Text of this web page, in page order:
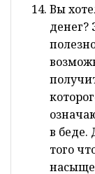
Вы
денег?
в беде.
того